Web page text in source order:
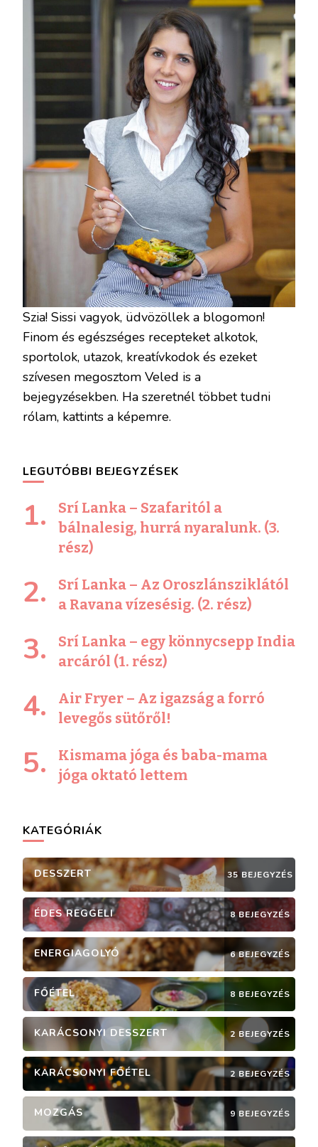
Szia! Sissi vagyok, üdvözöllek a blogomon!
Finom és egészséges recepteket alkotok,
sportolok, utazok, kreatívkodok és ezeket
szívesen megosztom Veled is a
bejegyzésekben. Ha szeretnél többet tudni
rólam, kattints a képemre.
LEGUTÓBBI BEJEGYZÉSEK
Srí Lanka – Szafaritól a
bálnalesig, hurrá nyaralunk. (3.
rész)
Srí Lanka – Az Oroszlánsziklától
a Ravana vízesésig. (2. rész)
Srí Lanka – egy könnycsepp India
arcáról (1. rész)
Air Fryer – Az igazság a forró
levegős sütőről!
Kismama jóga és baba-mama
jóga oktató lettem
KATEGÓRIÁK
DESSZERT 35 BEJEGYZÉS
ÉDES REGGELI 8 BEJEGYZÉS
ENERGIAGOLYÓ 6 BEJEGYZÉS
FŐÉTEL 8 BEJEGYZÉS
KARÁCSONYI DESSZERT 2 BEJEGYZÉS
KARÁCSONYI FŐÉTEL 2 BEJEGYZÉS
MOZGÁS 9 BEJEGYZÉS